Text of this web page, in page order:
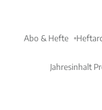
Abo & Hefte
Jahresinhalt